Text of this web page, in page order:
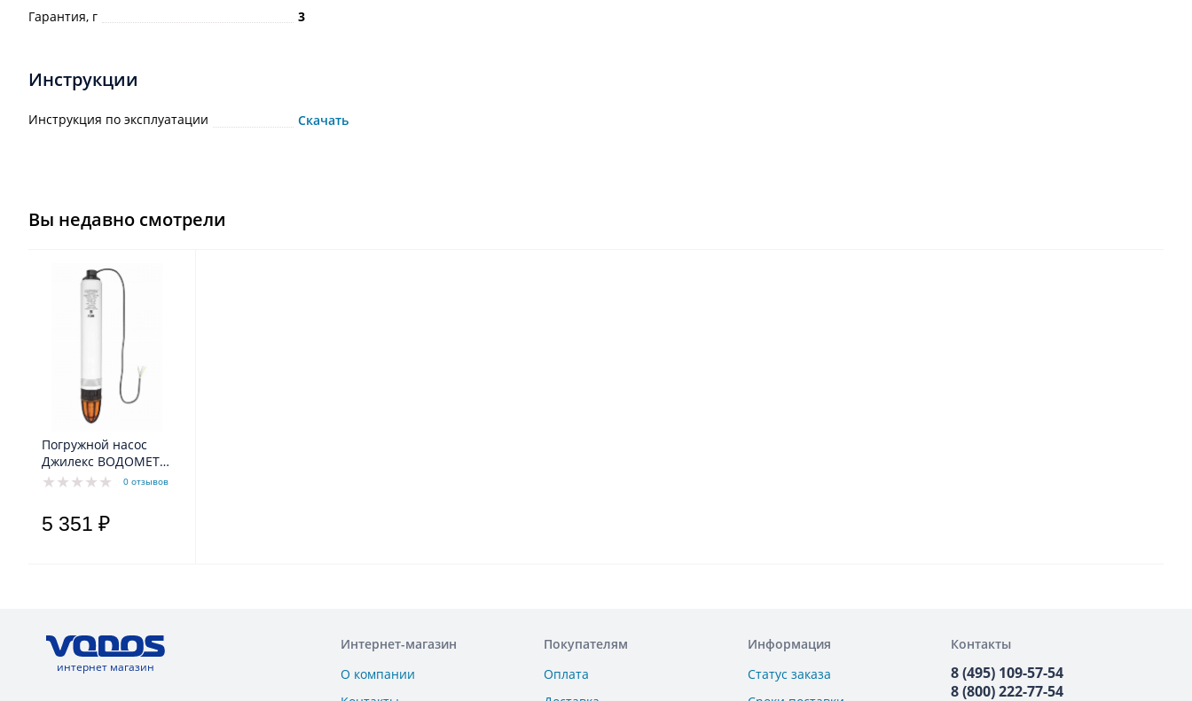
Гарантия, г
3
Инструкции
Инструкция по эксплуатации Скачать
Вы недавно смотрели
Погружной насос
Джилекс ВОДОМЕТ
40/75 БК ок
0 отзывов
5 351 ₽
интернет магазин
Интернет-магазин
О компании
Покупателям
Оплата
Информация
Статус заказа
Контакты
8 (495) 109-57-54
8 (800) 222-77-54